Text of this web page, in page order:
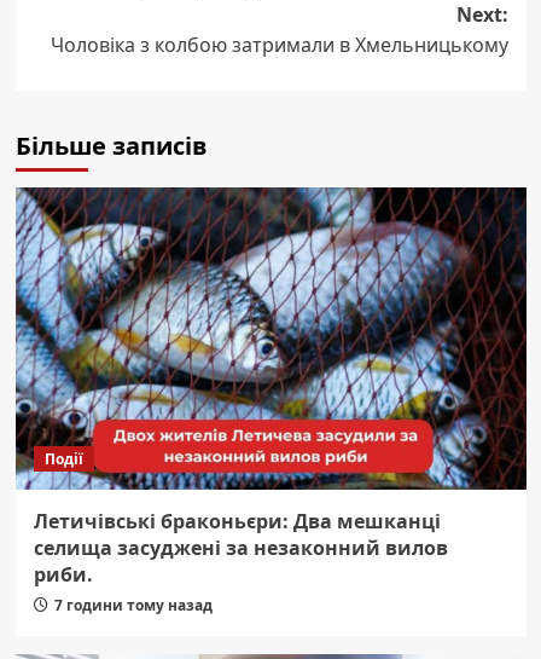
Next:
Чоловіка з колбою затримали в Хмельницькому
Більше записів
Події
Летичівські браконьєри: Два мешканці
селища засуджені за незаконний вилов
риби.
7 години тому назад